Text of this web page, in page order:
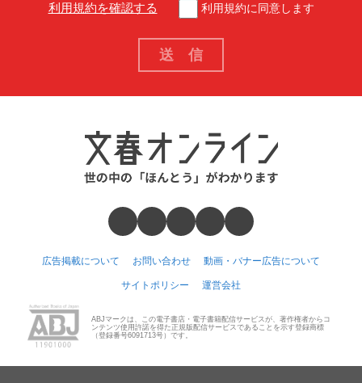
利用規約を確認する 利用規約に同意します
広告掲載について お問い合わせ 動画・バナー広告について
サイトポリシー 運営会社
ABJマークは、この電子書店・電子書籍配信サービスが、著作権者からコ
ンテンツ使用許諾を得た正規版配信サービスであることを示す登録商標
（登録番号6091713号）です。